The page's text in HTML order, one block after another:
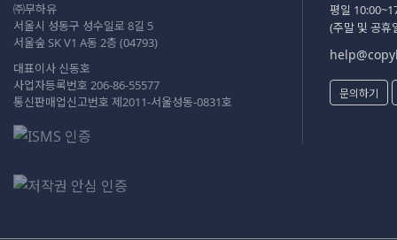
㈜무하유
서울시 성동구 성수일로 8길 5
서울숲 SK V1 A동 2층 (04793)
대표이사 신동호
사업자등록번호 206-86-55577
통신판매업신고번호 제2011-서울성동-0831호
평일
(주말 및 공휴
문의하기